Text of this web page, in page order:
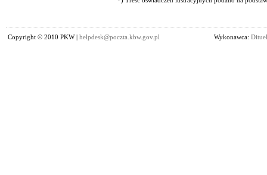
Copyright © 2010 PKW | helpdesk@poczta.kbw.gov.pl Wykonawca: